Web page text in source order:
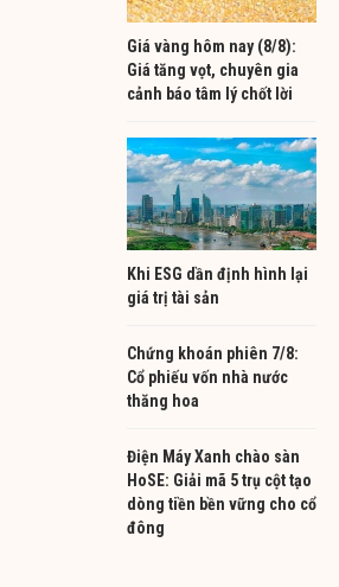
Giá vàng hôm nay (8/8):
Giá tăng vọt, chuyên gia
cảnh báo tâm lý chốt lời
Khi ESG dần định hình lại
giá trị tài sản
Chứng khoán phiên 7/8:
Cổ phiếu vốn nhà nước
thăng hoa
Điện Máy Xanh chào sàn
HoSE: Giải mã 5 trụ cột tạo
dòng tiền bền vững cho cổ
đông